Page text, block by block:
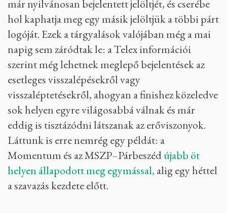
már nyilvánosan bejelentett jelöltjét, és cserébe
hol kaphatja meg egy másik jelöltjük a többi párt
logóját. Ezek a tárgyalások valójában még a mai
napig sem záródtak le: a Telex információi
szerint még lehetnek meglepő bejelentések az
esetleges visszalépésekről vagy
visszaléptetésekről, ahogyan a finishez közeledve
sok helyen egyre világosabbá válnak és már
eddig is tisztázódni látszanak az erőviszonyok.
Láttunk is erre nemrég egy példát: a
Momentum és az MSZP–Párbeszédújabb öt
helyen állapodott meg egymással, alig egy héttel
a szavazás kezdete előtt.